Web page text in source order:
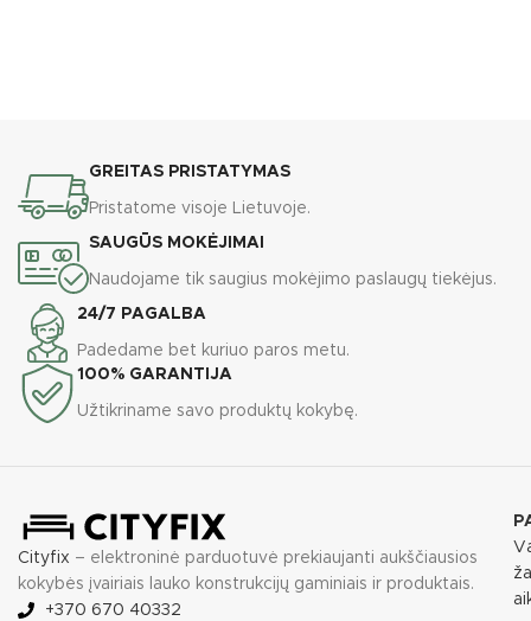
GREITAS PRISTATYMAS
Pristatome visoje Lietuvoje.
SAUGŪS MOKĖJIMAI
Naudojame tik saugius mokėjimo paslaugų tiekėjus.
24/7 PAGALBA
Padedame bet kuriuo paros metu.
100% GARANTIJA
Užtikriname savo produktų kokybę.
Cityfix – elektroninė parduotuvė prekiaujanti aukščiausios
kokybės įvairiais lauko konstrukcijų gaminiais ir produktais.
+370 670 40332